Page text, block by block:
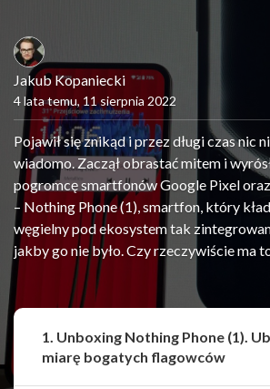
Jakub Kopaniecki
4 lata temu, 11 sierpnia 2022
Pojawił się znikąd i przez długi czas nic
wiadomo. Zaczął obrastać mitem i
pogromcę smartfonów Google Pixel oraz
– Nothing Phone (1), smartfon, który
węgielny pod ekosystem tak
jakby go nie było. Czy rzeczywiście ma
1. Unboxing Nothing Phone (1).
miarę bogatych flagowców